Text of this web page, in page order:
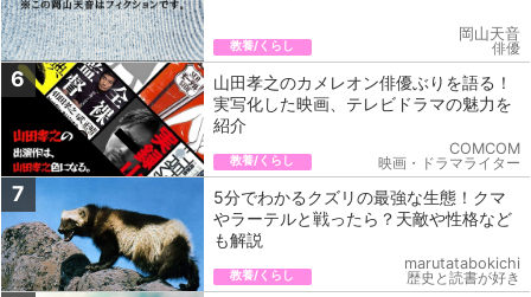
教養/くらし
岡山天音
俳優
6
山田孝之のカメレオン俳優ぶりを語る！
実写化した映画、テレビドラマの魅力を
紹介
教養/くらし
COMCOM
映画・ドラマライター
7
5分でわかるクズリの最強な生態！クマ
やラーテルと戦ったら？天敵や性格など
も解説
教養/くらし
marutatabokichi
歴史と読書が好き